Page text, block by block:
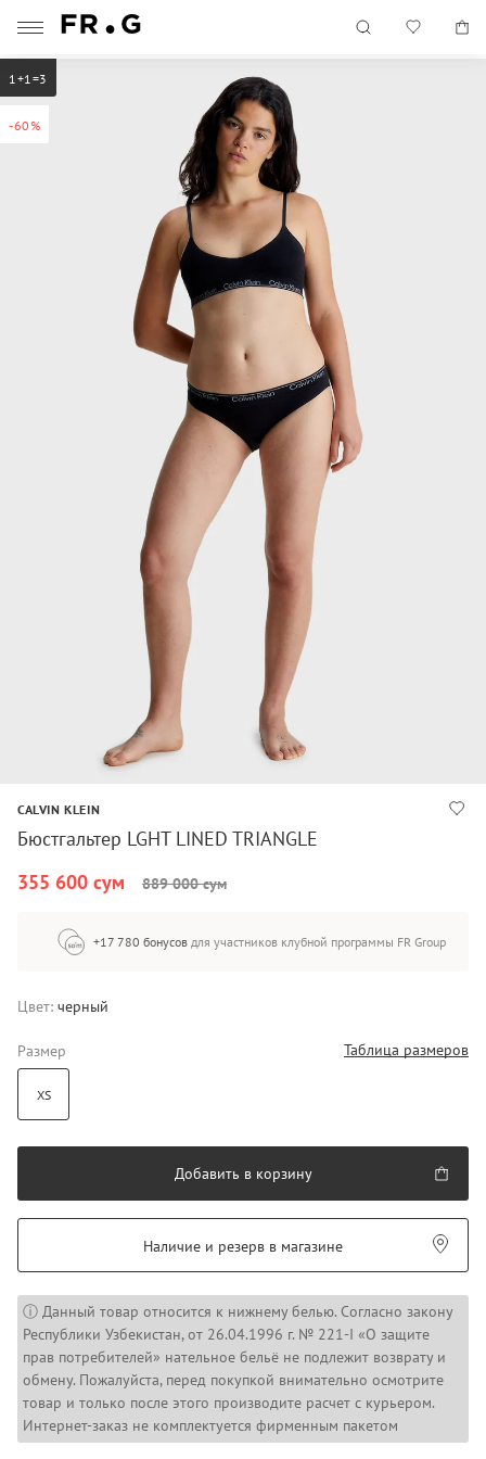
-60%
1+1=3
CALVIN KLEIN
Бюстгальтер LGHT LINED TRIANGLE
355 600 сум
889 000 сум
+17 780 бонусов для участников клубной программы FR Group
Цвет: черный
Размер Таблица размеров
XS
Добавить в корзину
Наличие и резерв в магазине
ⓘ Данный товар относится к нижнему белью. Согласно закону
Республики Узбекистан, от 26.04.1996 г. № 221-I «О защите
прав потребителей» нательное бельё не подлежит возврату и
обмену. Пожалуйста, перед покупкой внимательно осмотрите
товар и только после этого производите расчет с курьером.
Интернет-заказ не комплектуется фирменным пакетом